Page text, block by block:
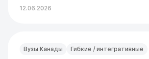
12.06.2026
Вузы Канады Гибкие / интегративные